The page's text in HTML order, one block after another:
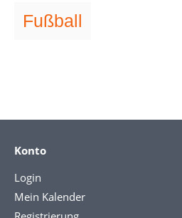
Fußball
Konto
Login
Mein Kalender